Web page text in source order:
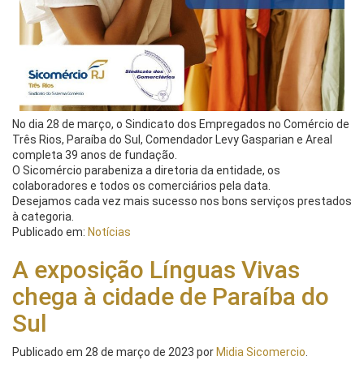
No dia 28 de março, o Sindicato dos Empregados no Comércio de
Três Rios, Paraíba do Sul, Comendador Levy Gasparian e Areal
completa 39 anos de fundação.
O Sicomércio parabeniza a diretoria da entidade, os
colaboradores e todos os comerciários pela data.
Desejamos cada vez mais sucesso nos bons serviços prestados
à categoria.
Publicado em: Notícias
A exposição Línguas Vivas
chega à cidade de Paraíba do
Sul
Publicado em 28 de março de 2023 por Midia Sicomercio